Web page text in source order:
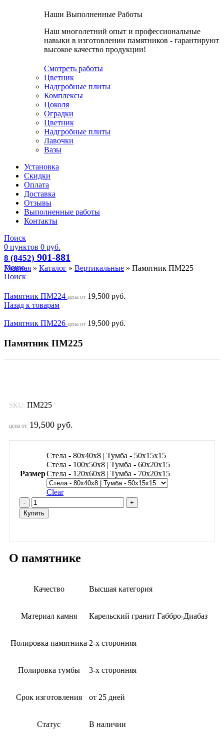
Наши Выполненные Работы
Наш многолетний опыт и профессиональные
навыки в изготовлении памятников - гарантируют
высокое качество продукции!
Смотреть работы
Цветник
Надгробные плиты
Комплексы
Цоколя
Оградки
Цветник
Надгробные плиты
Лавочки
Вазы
Установка
Скидки
Оплата
Доставка
Отзывы
Выполненные работы
Контакты
Поиск
0 пунктов 0 руб.
8 (8452) 901-881
Меню
Поиск
Главная » Каталог » Вертикальные » Памятник ПМ225
Памятник ПМ224 цена от 19,500 руб.
Назад к товарам
Памятник ПМ226 цена от 19,500 руб.
Памятник ПМ225
SKU: ПМ225
цена от 19,500 руб.
Размер
Стела - 80х40х8 | Тумба - 50х15х15
Стела - 100х50х8 | Тумба - 60х20х15
Стела - 120х60х8 | Тумба - 70х20х15
Clear
Памятник
ПМ225
quantity
Купить
О памятнике
Качество Высшая категория
Материал камня Карельский гранит Габбро-Диабаз
Полировка памятника 2-х сторонняя
Полировка тумбы 3-х сторонняя
Срок изготовления от 25 дней
Статус В наличии